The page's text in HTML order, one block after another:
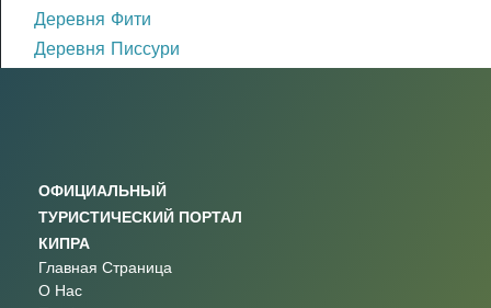
Деревня Фити
Деревня Писсури
ОФИЦИАЛЬНЫЙ
ТУРИСТИЧЕСКИЙ ПОРТАЛ
КИПРА
Главная Страница
О Нас